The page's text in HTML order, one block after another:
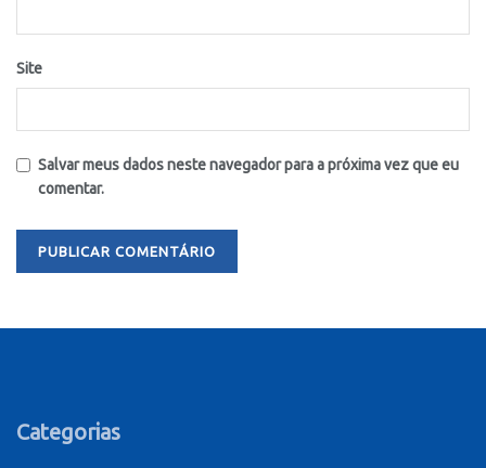
Site
Salvar meus dados neste navegador para a próxima vez que eu
comentar.
Categorias